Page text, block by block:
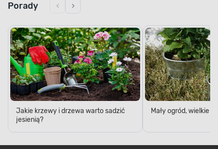
Porady
Jakie krzewy i drzewa warto sadzić
jesienią?
Mały ogród, wielkie